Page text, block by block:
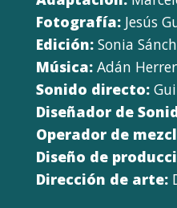
Fotografía: Jesús
Edición: Sonia
Música: Adán
Sonido directo:
Diseñador de
Operador de
Diseño de
Dirección de arte: